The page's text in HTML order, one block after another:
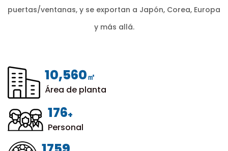
12,000㎡
Área de planta
200
Personal
puertas/ventanas, y se exportan a Japón, Corea, Europa
y más allá.